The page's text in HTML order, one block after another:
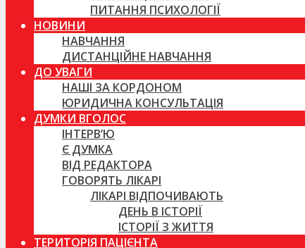
ПИТАННЯ ПСИХОЛОГІЇ
НОВИНИ
НАВЧАННЯ
ДИСТАНЦІЙНЕ НАВЧАННЯ
ДО УВАГИ
НАШІ ЗА КОРДОНОМ
ЮРИДИЧНА КОНСУЛЬТАЦІЯ
ДУМКИ ВГОЛОС
ІНТЕРВ’Ю
Є ДУМКА
ВІД РЕДАКТОРА
ГОВОРЯТЬ ЛІКАРІ
ЛІКАРІ ВІДПОЧИВАЮТЬ
ДЕНЬ В ІСТОРІЇ
ІСТОРІЇ З ЖИТТЯ
ТЕРИТОРІЯ ПАЦІЄНТА